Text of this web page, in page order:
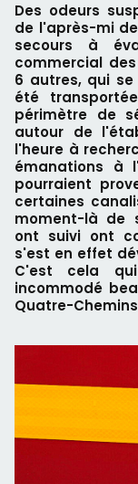
Des odeurs
de l'après-mi
secours à
commercial
6 autres, qui
été
périmètre de
autour de
l'heure à
émanations à
pourraient
certaines
moment-là de
ont suivi ont
s'est en effet
C'est cela
incommodé
Quatre-